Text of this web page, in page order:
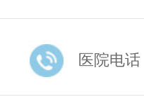
线！
医院电话